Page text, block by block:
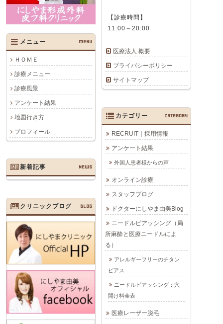
メニュー MENU
ＨＯＭＥ
診療メニュー
診療風景
アンケート結果
地図行き方
プロフィール
【診療時間】
11:00～20:00
医療法人 概要
プライバシーポリシー
サイトマップ
カテゴリー CATEGORY
RECRUIT｜採用情報
アンケート結果
外国人患者様からの声
オンライン診療
スタッフブログ
ドクターにしやま由美Blog
ニードルピアッシング（局
所麻酔と医療ニードルによ
る）
アレルギーフリーのチタン
ピアス
ニードルピアッシング：穴
開け料金表
医療レーザー脱毛
新着記事 NEWS
クリニックブログ BLOG